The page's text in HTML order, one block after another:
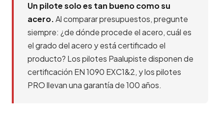
Un pilote solo es tan bueno como su
acero.Al comparar presupuestos, pregunte
siempre: ¿de dónde procede el acero, cuál es
el grado del acero y está certificado el
producto? Los pilotes Paalupiste disponen de
certificación EN 1090 EXC1&2, y los pilotes
PRO llevan una garantía de 100 años.